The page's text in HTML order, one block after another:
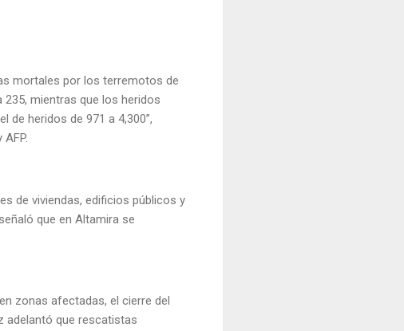
mortales por los terremotos de
mientras que los heridos
de heridos de 971 a 4,300”,
de viviendas, edificios públicos y
que en Altamira se
zonas afectadas, el cierre del
adelantó que rescatistas